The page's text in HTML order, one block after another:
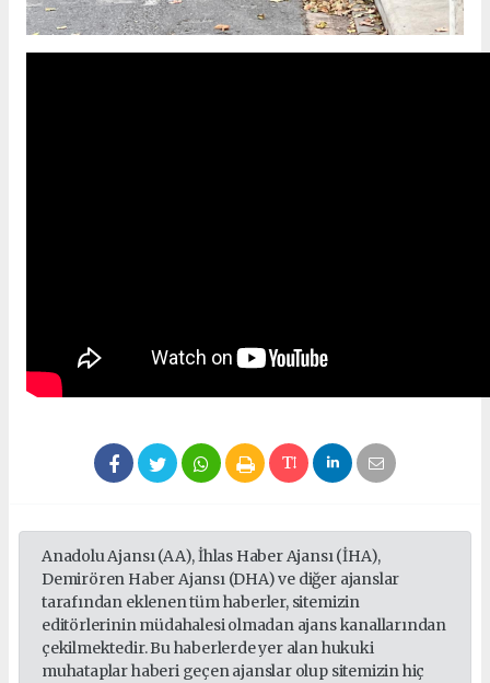
Anadolu Ajansı (AA), İhlas Haber Ajansı (İHA),
Demirören Haber Ajansı (DHA) ve diğer ajanslar
tarafından eklenen tüm haberler, sitemizin
editörlerinin müdahalesi olmadan ajans kanallarından
çekilmektedir. Bu haberlerde yer alan hukuki
muhataplar haberi geçen ajanslar olup sitemizin hiç